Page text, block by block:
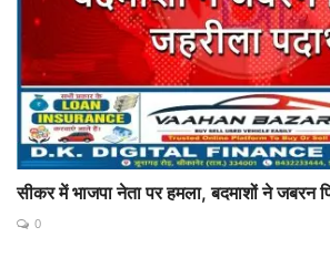
सीकर में भाजपा नेता पर हमला, बदमाशों ने जबरन
0